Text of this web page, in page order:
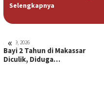
Selengkapnya
«
Juli 29, 2026
Bayi 2 Tahun di Makassar
Diculik, Diduga…